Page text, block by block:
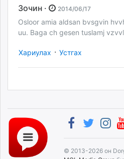
Зочин · 2014/06/17
Osloor amia aldsan bvsgvin
uu. Baga ch gesen tuslamj
Хариулах · Устгах
© 2013-2026 он